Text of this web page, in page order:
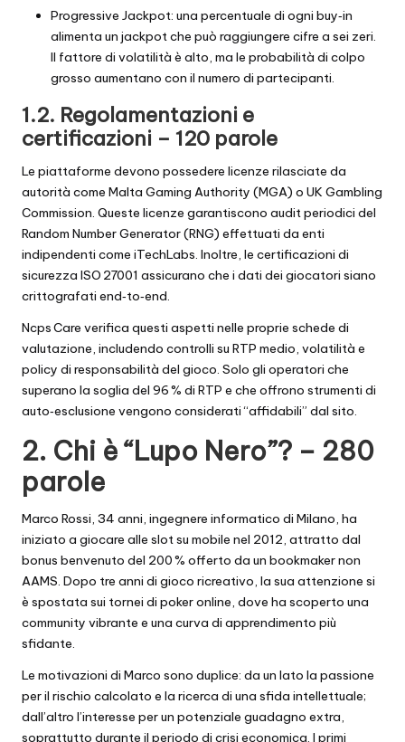
Progressive Jackpot: una percentuale di ogni buy‑in
alimenta un jackpot che può raggiungere cifre a sei zeri.
Il fattore di volatilità è alto, ma le probabilità di colpo
grosso aumentano con il numero di partecipanti.
1.2. Regolamentazioni e
certificazioni – 120 parole
Le piattaforme devono possedere licenze rilasciate da
autorità come Malta Gaming Authority (MGA) o UK Gambling
Commission. Queste licenze garantiscono audit periodici del
Random Number Generator (RNG) effettuati da enti
indipendenti come iTechLabs. Inoltre, le certificazioni di
sicurezza ISO 27001 assicurano che i dati dei giocatori siano
crittografati end‑to‑end.
Ncps Care verifica questi aspetti nelle proprie schede di
valutazione, includendo controlli su RTP medio, volatilità e
policy di responsabilità del gioco. Solo gli operatori che
superano la soglia del 96 % di RTP e che offrono strumenti di
auto‑esclusione vengono considerati “affidabili” dal sito.
2. Chi è “Lupo Nero”? – 280
parole
Marco Rossi, 34 anni, ingegnere informatico di Milano, ha
iniziato a giocare alle slot su mobile nel 2012, attratto dal
bonus benvenuto del 200 % offerto da un bookmaker non
AAMS. Dopo tre anni di gioco ricreativo, la sua attenzione si
è spostata sui tornei di poker online, dove ha scoperto una
community vibrante e una curva di apprendimento più
sfidante.
Le motivazioni di Marco sono duplice: da un lato la passione
per il rischio calcolato e la ricerca di una sfida intellettuale;
dall’altro l’interesse per un potenziale guadagno extra,
soprattutto durante il periodo di crisi economica. I primi